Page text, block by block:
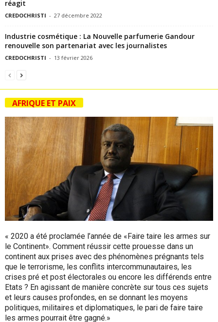
réagit
CREDOCHRISTI - 27 décembre 2022
Industrie cosmétique : La Nouvelle parfumerie Gandour
renouvelle son partenariat avec les journalistes
CREDOCHRISTI - 13 février 2026
AFRIQUE ET PAIX
« 2020 a été proclamée l’année de «Faire taire les armes sur
le Continent». Comment réussir cette prouesse dans un
continent aux prises avec des phénomènes prégnants tels
que le terrorisme, les conflits intercommunautaires, les
crises pré et post électorales ou encore les différends entre
Etats ? En agissant de manière concrète sur tous ces sujets
et leurs causes profondes, en se donnant les moyens
politiques, militaires et diplomatiques, le pari de faire taire
les armes pourrait être gagné.»